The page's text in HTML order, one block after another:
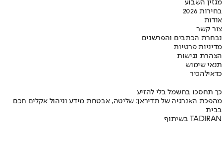
מגזין השבוע
בחירות 2026
אודות
צור קשר
נבחרת הכתבים והפרשנים
מדיניות פרטיות
הצהרת נגישות
תנאי שימוש
כדאילהכיר
כך תחסכו בחשמל בלי להזיע
מהפכת האנרגיה של תדיראן: שליטה, אבטחת מידע וניהול אקלים חכם
בבית
בשיתוף TADIRAN